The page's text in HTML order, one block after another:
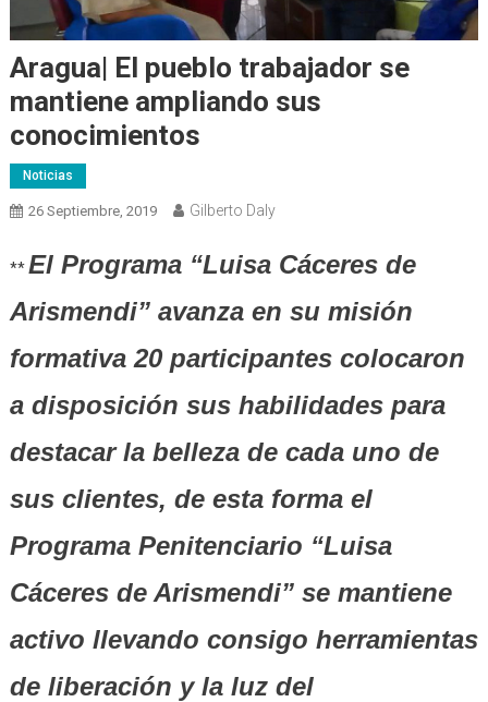
Aragua| El pueblo trabajador se
mantiene ampliando sus
conocimientos
Noticias
26 Septiembre, 2019 Gilberto Daly
**El Programa “Luisa Cáceres de
Arismendi” avanza en su misión
formativa 20 participantes colocaron
a disposición sus habilidades para
destacar la belleza de cada uno de
sus clientes, de esta forma el
Programa Penitenciario “Luisa
Cáceres de Arismendi” se mantiene
activo llevando consigo herramientas
de liberación y la luz del